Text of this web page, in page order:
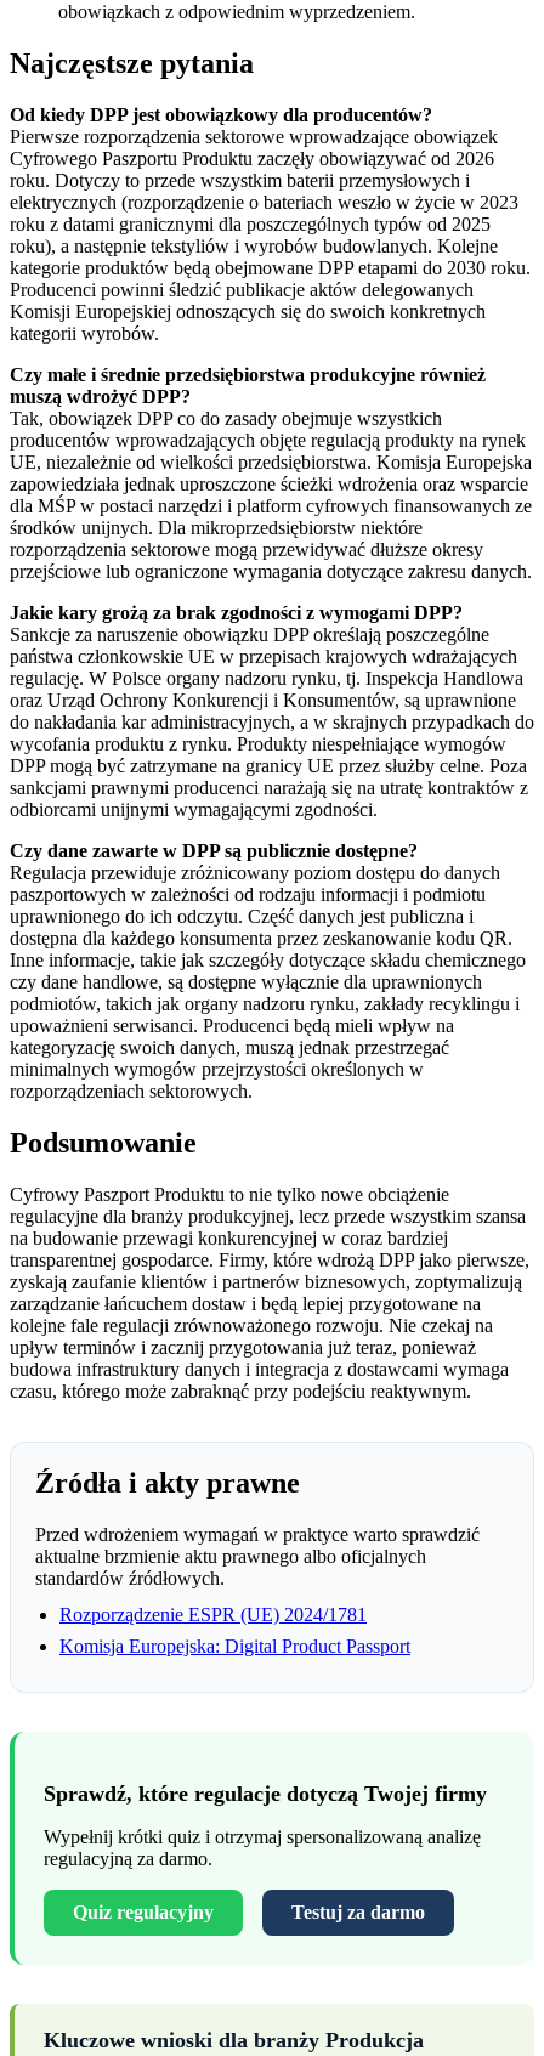
obowiązkach z odpowiednim wyprzedzeniem.
Najczęstsze pytania
Od kiedy DPP jest obowiązkowy dla producentów?
Pierwsze rozporządzenia sektorowe wprowadzające obowiązek
Cyfrowego Paszportu Produktu zaczęły obowiązywać od 2026
roku. Dotyczy to przede wszystkim baterii przemysłowych i
elektrycznych (rozporządzenie o bateriach weszło w życie w 2023
roku z datami granicznymi dla poszczególnych typów od 2025
roku), a następnie tekstyliów i wyrobów budowlanych. Kolejne
kategorie produktów będą obejmowane DPP etapami do 2030 roku.
Producenci powinni śledzić publikacje aktów delegowanych
Komisji Europejskiej odnoszących się do swoich konkretnych
kategorii wyrobów.
Czy małe i średnie przedsiębiorstwa produkcyjne również
muszą wdrożyć DPP?
Tak, obowiązek DPP co do zasady obejmuje wszystkich
producentów wprowadzających objęte regulacją produkty na rynek
UE, niezależnie od wielkości przedsiębiorstwa. Komisja Europejska
zapowiedziała jednak uproszczone ścieżki wdrożenia oraz wsparcie
dla MŚP w postaci narzędzi i platform cyfrowych finansowanych ze
środków unijnych. Dla mikroprzedsiębiorstw niektóre
rozporządzenia sektorowe mogą przewidywać dłuższe okresy
przejściowe lub ograniczone wymagania dotyczące zakresu danych.
Jakie kary grożą za brak zgodności z wymogami DPP?
Sankcje za naruszenie obowiązku DPP określają poszczególne
państwa członkowskie UE w przepisach krajowych wdrażających
regulację. W Polsce organy nadzoru rynku, tj. Inspekcja Handlowa
oraz Urząd Ochrony Konkurencji i Konsumentów, są uprawnione
do nakładania kar administracyjnych, a w skrajnych przypadkach do
wycofania produktu z rynku. Produkty niespełniające wymogów
DPP mogą być zatrzymane na granicy UE przez służby celne. Poza
sankcjami prawnymi producenci narażają się na utratę kontraktów z
odbiorcami unijnymi wymagającymi zgodności.
Czy dane zawarte w DPP są publicznie dostępne?
Regulacja przewiduje zróżnicowany poziom dostępu do danych
paszportowych w zależności od rodzaju informacji i podmiotu
uprawnionego do ich odczytu. Część danych jest publiczna i
dostępna dla każdego konsumenta przez zeskanowanie kodu QR.
Inne informacje, takie jak szczegóły dotyczące składu chemicznego
czy dane handlowe, są dostępne wyłącznie dla uprawnionych
podmiotów, takich jak organy nadzoru rynku, zakłady recyklingu i
upoważnieni serwisanci. Producenci będą mieli wpływ na
kategoryzację swoich danych, muszą jednak przestrzegać
minimalnych wymogów przejrzystości określonych w
rozporządzeniach sektorowych.
Podsumowanie
Cyfrowy Paszport Produktu to nie tylko nowe obciążenie
regulacyjne dla branży produkcyjnej, lecz przede wszystkim szansa
na budowanie przewagi konkurencyjnej w coraz bardziej
transparentnej gospodarce. Firmy, które wdrożą DPP jako pierwsze,
zyskają zaufanie klientów i partnerów biznesowych, zoptymalizują
zarządzanie łańcuchem dostaw i będą lepiej przygotowane na
kolejne fale regulacji zrównoważonego rozwoju. Nie czekaj na
upływ terminów i zacznij przygotowania już teraz, ponieważ
budowa infrastruktury danych i integracja z dostawcami wymaga
czasu, którego może zabraknąć przy podejściu reaktywnym.
Źródła i akty prawne
Przed wdrożeniem wymagań w praktyce warto sprawdzić
aktualne brzmienie aktu prawnego albo oficjalnych
standardów źródłowych.
Rozporządzenie ESPR (UE) 2024/1781
Komisja Europejska: Digital Product Passport
Sprawdź, które regulacje dotyczą Twojej firmy
Wypełnij krótki quiz i otrzymaj spersonalizowaną analizę
regulacyjną za darmo.
Quiz regulacyjny Testuj za darmo
Kluczowe wnioski dla branży Produkcja